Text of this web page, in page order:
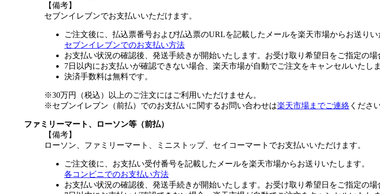
【備考】
セブンイレブンでお支払いいただけます。
ご注文後に、払込票番号および払込票のURLを記載したメールを楽天市場からお送りい
セブンイレブンでのお支払い方法
お支払い状況の確認後、発送手続きが開始いたします。お受け取り希望日をご指定の
7日以内にお支払いが確認できない場合、楽天市場が自動でご注文をキャンセルいたしま
決済手数料は無料です。
※30万円（税込）以上のご注文にはご利用いただけません。
※セブンイレブン（前払）でのお支払いに関するお問い合わせは楽天市場までご連絡 ください
ファミリーマート、ローソン等（前払）
【備考】
ローソン、ファミリーマート、ミニストップ、セイコーマートでお支払いいただけます。
ご注文後に、お支払い受付番号を記載したメールを楽天市場からお送りいたします。
各コンビニでのお支払い方法
お支払い状況の確認後、発送手続きが開始いたします。お受け取り希望日をご指定の